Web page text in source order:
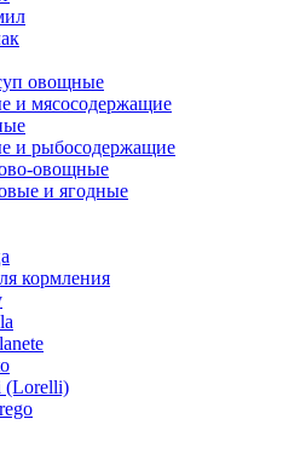
овощные
и мясосодержащие
и рыбосодержащие
овощные
и ягодные
кормления
(Lorelli)